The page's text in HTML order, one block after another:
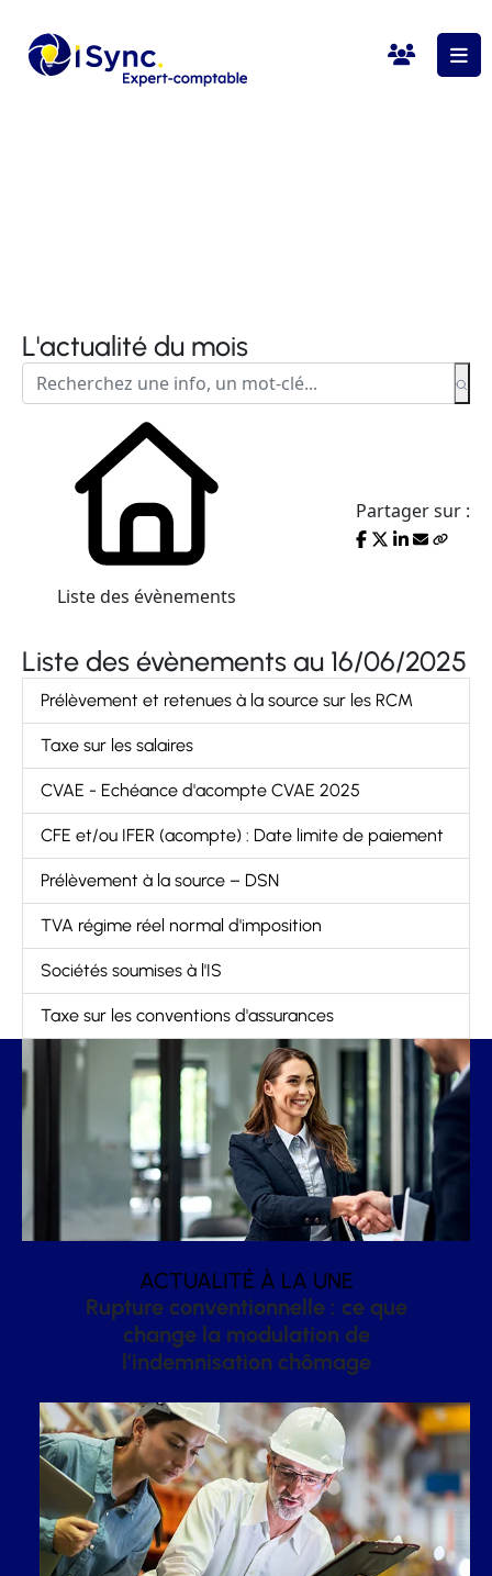
L'actualité du mois
Liste des évènements
Partager sur :
Liste des évènements au 16/06/2025
Prélèvement et retenues à la source sur les RCM
Taxe sur les salaires
CVAE - Echéance d'acompte CVAE 2025
CFE et/ou IFER (acompte) : Date limite de paiement
Prélèvement à la source – DSN
TVA régime réel normal d'imposition
Sociétés soumises à l'IS
Taxe sur les conventions d'assurances
ACTUALITÉ À LA UNE
Rupture conventionnelle : ce que
change la modulation de
l’indemnisation chômage